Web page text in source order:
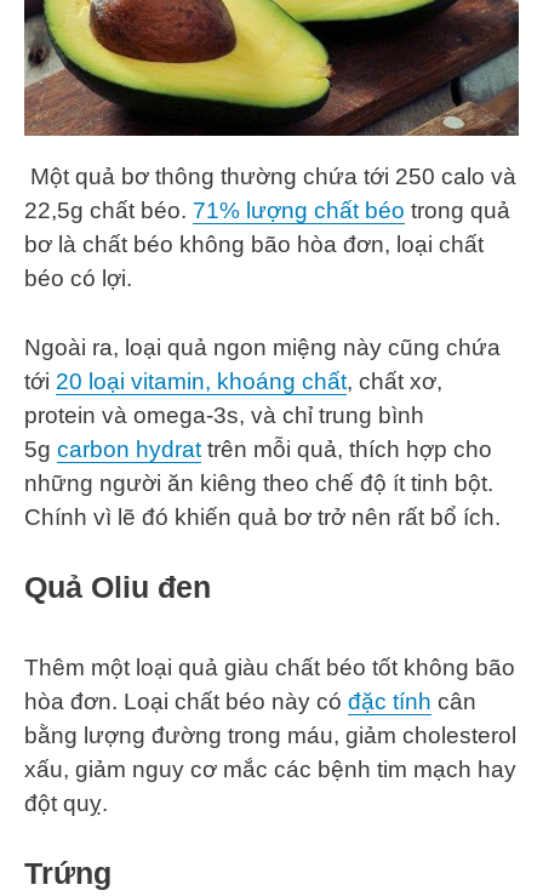
Một quả bơ thông thường chứa tới 250 calo và
22,5g chất béo. 71% lượng chất béo trong quả
bơ là chất béo không bão hòa đơn, loại chất
béo có lợi.
Ngoài ra, loại quả ngon miệng này cũng chứa
tới 20 loại vitamin, khoáng chất, chất xơ,
protein và omega-3s, và chỉ trung bình
5g carbon hydrat trên mỗi quả, thích hợp cho
những người ăn kiêng theo chế độ ít tinh bột.
Chính vì lẽ đó khiến quả bơ trở nên rất bổ ích.
Quả Oliu đen
Thêm một loại quả giàu chất béo tốt không bão
hòa đơn. Loại chất béo này có đặc tính cân
bằng lượng đường trong máu, giảm cholesterol
xấu, giảm nguy cơ mắc các bệnh tim mạch hay
đột quỵ.
Trứng